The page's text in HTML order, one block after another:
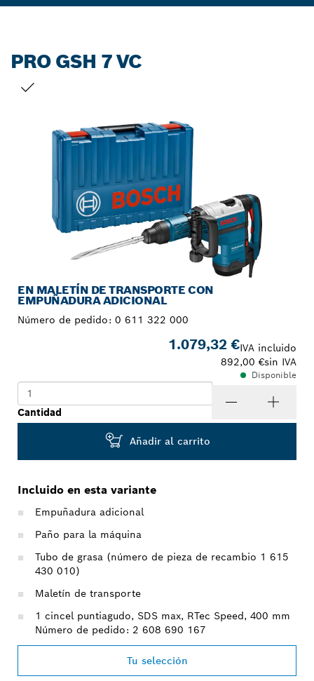
PRO GSH 7 VC
EN MALETÍN DE TRANSPORTE CON
EMPUÑADURA ADICIONAL
Número de pedido: 0 611 322 000
1.079,32 €IVA incluido
892,00 €sin IVA
Disponible
Cantidad
Añadir al carrito
Incluido en esta variante
Empuñadura adicional
Paño para la máquina
Tubo de grasa (número de pieza de recambio 1 615
430 010)
Maletín de transporte
1 cincel puntiagudo, SDS max, RTec Speed, 400 mm
Número de pedido: 2 608 690 167
Tu selección